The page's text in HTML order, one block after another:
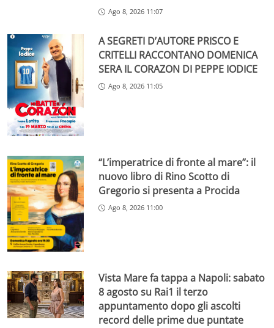
Ago 8, 2026 11:07
A SEGRETI D’AUTORE PRISCO E
CRITELLI RACCONTANO DOMENICA
SERA IL CORAZON DI PEPPE IODICE
Ago 8, 2026 11:05
“L’imperatrice di fronte al mare”: il
nuovo libro di Rino Scotto di
Gregorio si presenta a Procida
Ago 8, 2026 11:00
Vista Mare fa tappa a Napoli: sabato
8 agosto su Rai1 il terzo
appuntamento dopo gli ascolti
record delle prime due puntate